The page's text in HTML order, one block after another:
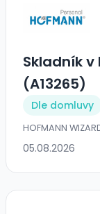
Skladník
(A13265)
Dle domluvy
HOFMANN
05.08.2026